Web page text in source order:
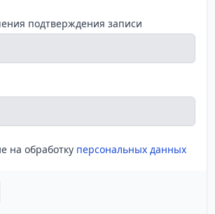
подтверждения записи
на обработку персональных данных